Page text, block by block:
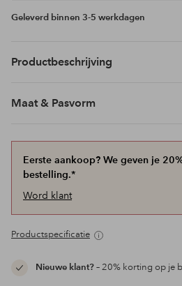
Geleverd binnen 3-5 werkdagen
Productbeschrijving
Maat & Pasvorm
Eerste aankoop? We geven je
bestelling.*
Word klant
Productspecificatie
Nieuwe klant?– 20% korting op je